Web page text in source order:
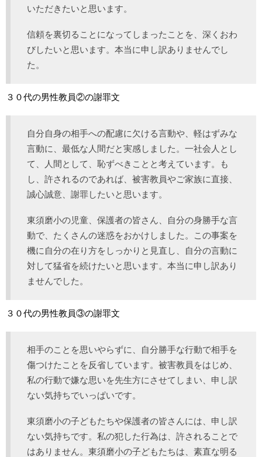
いただきたいと思います。
信頼を裏切ることになってしまったことを、深くおわ
びしたいと思います。本当に申し訳ありませんでし
た。
３０代の男性教員②の謝罪文
自分自身の相手への配慮に欠ける言動や、軽はずみな
言動に、最低な人間だと実感しました。一社会人とし
て、人間として、恥ずべきことと考えています。も
し、許されるのであれば、被害教員やご家族に直接、
誠心誠意、謝罪したいと思います。
東須磨小の児童、保護者の皆さん、自分の身勝手な言
動で、たくさんの迷惑をおかけしました。この事案を
機に自分の在り方をしっかりと見直し、自分の言動に
対して猛省を続けたいと思います。本当に申し訳あり
ませんでした。
３０代の男性教員③の謝罪文
相手のことを思いやらずに、自分勝手な行動で相手を
傷つけたことを反省しています。被害教員をはじめ、
私の行動で嫌な思いを先生方にさせてしまい、申し訳
ない気持ちでいっぱいです。
東須磨小の子どもたちや保護者の皆さんには、申し訳
ない気持ちです。私の犯した行為は、許されることで
はありません。東須磨小の子どもたちは、素直な明る